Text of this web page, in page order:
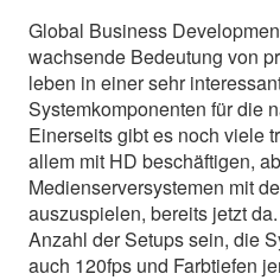
Global Business
wachsende Bedeutung von
leben in einer sehr
Systemkomponenten für die
Einerseits gibt es noch viele
allem mit HD beschäftigen,
Medienserversystemen mit
auszuspielen, bereits jetzt
Anzahl der Setups sein, die
auch 120fps und Farbtiefen